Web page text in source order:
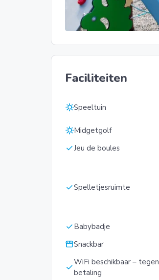
Faciliteiten
sunnySpeeltuin
sunnyMidgetgolf
checkJeu de boules
checkSpelletjesruimte
check Babybadje
storefrontSnackbar
checkWiFi beschikbaar – tegen
betaling